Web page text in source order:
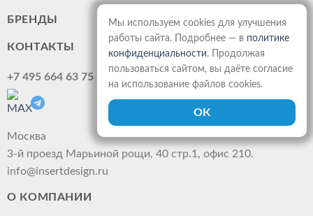
БРЕНДЫ
КОНТАКТЫ
+7 495 664 63 75
Москва
3-й проезд Марьиной рощи, 40 стр.1, офис 210.
info@insertdesign.ru
О КОМПАНИИ
Мы используем cookies для улучшения
работы сайта. Подробнее — в политике
конфиденциальности. Продолжая
пользоваться сайтом, вы даёте согласие
на использование файлов cookies.